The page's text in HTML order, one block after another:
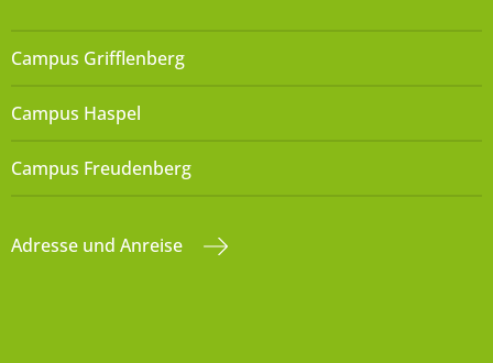
Campus Grifflenberg
Campus Haspel
Campus Freudenberg
Adresse und Anreise